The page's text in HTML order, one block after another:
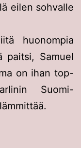
eilen sohvalle
huonompia
paitsi, Samuel
on ihan top-
Suomi-